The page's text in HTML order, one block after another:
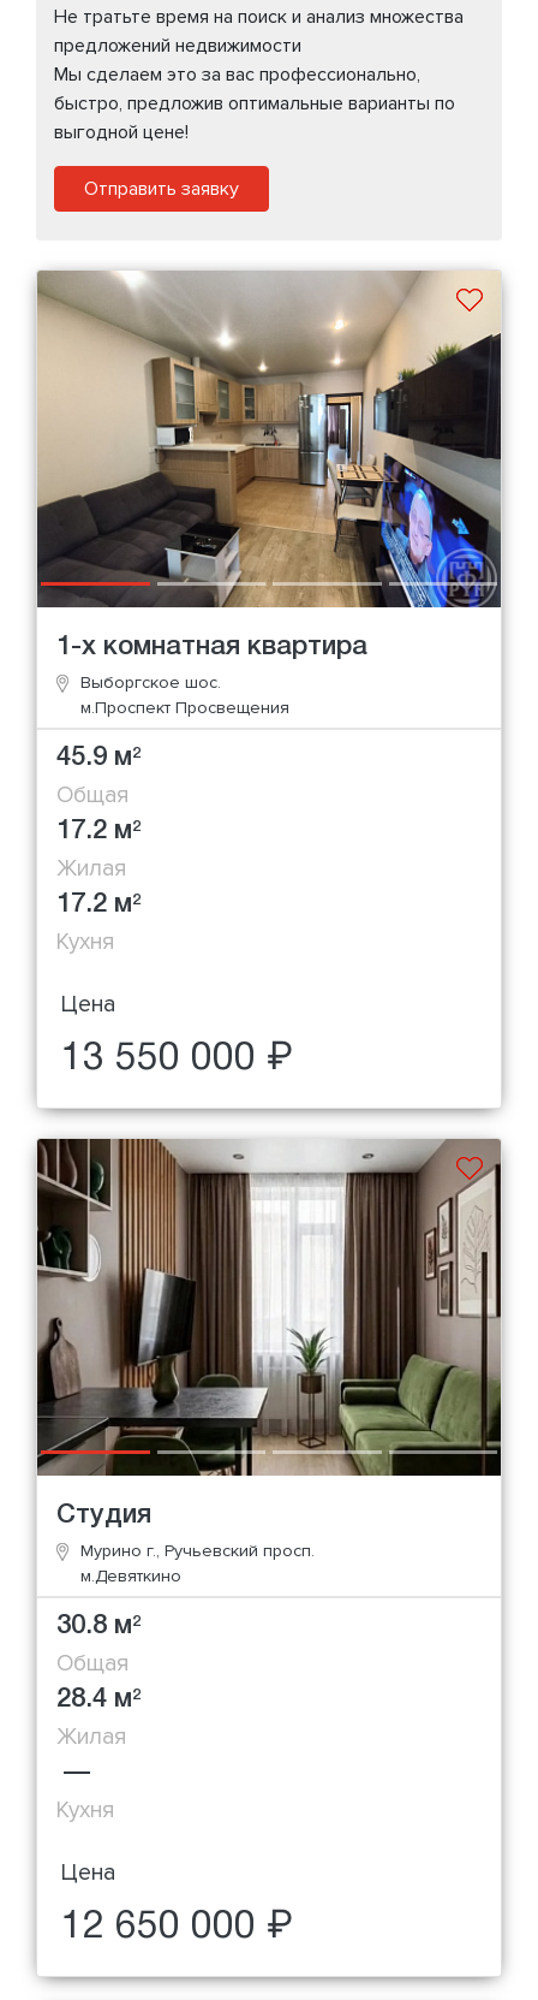
Не тратьте время на поиск и анализ множества
предложений недвижимости
Мы сделаем это за вас профессионально,
быстро, предложив оптимальные варианты по
выгодной цене!
Отправить заявку
1-х комнатная квартира
Выборгское шос.
м.Проспект Просвещения
45.9 м2
Общая
17.2 м2
Жилая
17.2 м2
Кухня
Цена
13 550 000 ₽
Студия
Мурино г., Ручьевский просп.
м.Девяткино
30.8 м2
Общая
28.4 м2
Жилая
—
Кухня
Цена
12 650 000 ₽